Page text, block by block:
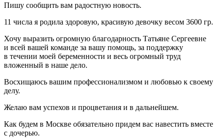
Пишу сообщить вам радостную новость.
11 числа я родила здоровую, красивую девочку весом 3600 гр.
Хочу выразить огромную благодарность Татьяне Сергеевне
и всей вашей команде за вашу помощь, за поддержку
в течении моей беременности и весь огромный труд
вложенный в наше дело.
Восхищаюсь вашим профессионализмом и любовью к своему
делу.
Желаю вам успехов и процветания и в дальнейшем.
Как будем в Москве обязательно придем вас навестить вместе
с дочерью.